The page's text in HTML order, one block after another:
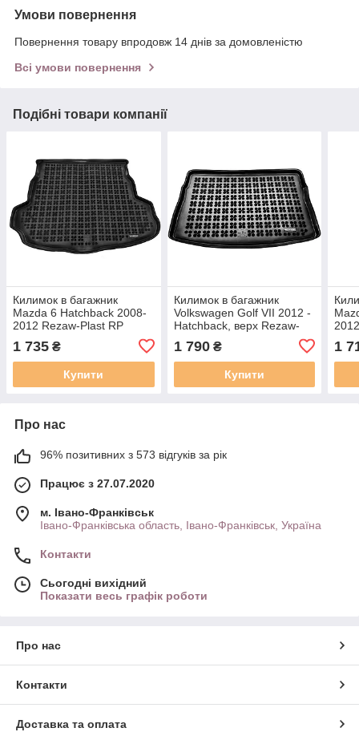
Умови повернення
Повернення товару впродовж 14 днів за домовленістю
Всі умови повернення
Подібні товари компанії
Килимок в багажник
Mazda 6 Hatchback 2008-
2012 Rezaw-Plast RP
1 735 ₴
Купити
Килимок в багажник
Volkswagen Golf VII 2012 -
Hatchback, верх Rezaw-
1 790₴
Купити
1
Про нас
96% позитивних з 573 відгуків за рік
Працює з 27.07.2020
м. Івано-Франківськ
Івано-Франківська область, Івано-Франківськ, Україна
Контакти
Сьогодні вихідний
Показати весь графік роботи
Про нас
Контакти
Доставка та оплата